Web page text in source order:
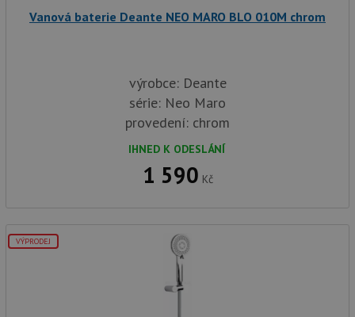
Vanová baterie Deante NEO MARO BLO 010M chrom
výrobce: Deante
série: Neo Maro
provedení: chrom
IHNED K ODESLÁNÍ
1 590 Kč
VÝPRODEJ